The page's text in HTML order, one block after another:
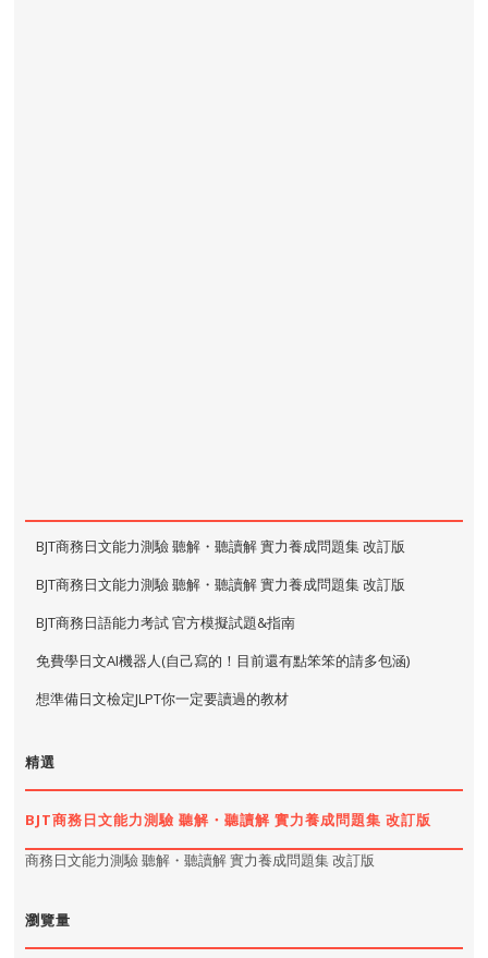
BJT商務日文能力測驗 聽解・聽讀解 實力養成問題集 改訂版
BJT商務日文能力測驗 聽解・聽讀解 實力養成問題集 改訂版
BJT商務日語能力考試 官方模擬試題&指南
免費學日文AI機器人(自己寫的！目前還有點笨笨的請多包涵)
想準備日文檢定JLPT你一定要讀過的教材
精選
BJT商務日文能力測驗 聽解・聽讀解 實力養成問題集 改訂版
商務日文能力測驗 聽解・聽讀解 實力養成問題集 改訂版
瀏覽量